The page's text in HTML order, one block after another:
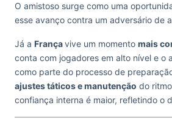
O amistoso surge como uma
esse avanço contra um adversário de
Já a Françavive um momento mais
conta com jogadores em alto nível e o
como parte do processo de
ajustes táticos e manutenção do
confiança interna é maior, refletindo o